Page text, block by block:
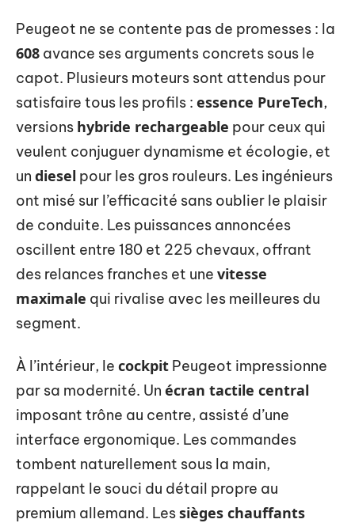
Peugeot ne se contente pas de promesses : la
608 avance ses arguments concrets sous le
capot. Plusieurs moteurs sont attendus pour
satisfaire tous les profils : essence PureTech,
versions hybride rechargeable pour ceux qui
veulent conjuguer dynamisme et écologie, et
un diesel pour les gros rouleurs. Les ingénieurs
ont misé sur l’efficacité sans oublier le plaisir
de conduite. Les puissances annoncées
oscillent entre 180 et 225 chevaux, offrant
des relances franches et une vitesse
maximale qui rivalise avec les meilleures du
segment.
À l’intérieur, le cockpit Peugeot impressionne
par sa modernité. Un écran tactile central
imposant trône au centre, assisté d’une
interface ergonomique. Les commandes
tombent naturellement sous la main,
rappelant le souci du détail propre au
premium allemand. Lessièges chauffants